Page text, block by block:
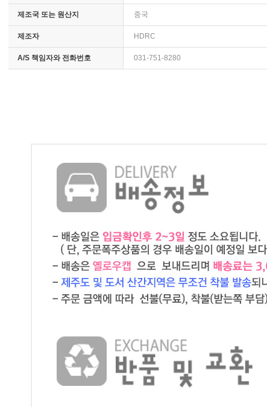
제조국 또는 원산지 중국
제조자 HDRC
A/S 책임자와 전화번호 031-751-8280